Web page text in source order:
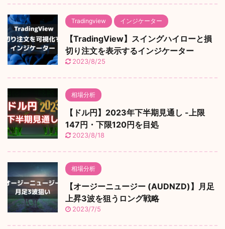
Tradingview インジケーター
【TradingView】スイングハイローと損
切り注文を表示するインジケーター
2023/8/25
相場分析
【ドル円】2023年下半期見通し -上限
147円・下限120円を目処
2023/8/18
相場分析
【オージーニュージー (AUDNZD)】月足
上昇3波を狙うロング戦略
2023/7/5